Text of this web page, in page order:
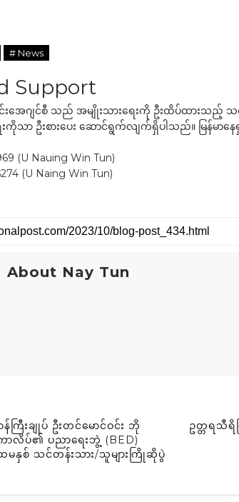
# News
Support
းအေဂျင်စီ သည် အမျိုးသားရေးကို ဦးထိပ်ထားသည့် သ
းကိုသာ ဦးစားပေး ဆောင်ရွက်လျက်ရှိပါသည်။ မြန်မ
(U Nauing Win Tun)
(U Naing Win Tun)
About Nay Tun
ကြီးချုပ် ဦးတင်မောင်ဝင်း ဘို
ာလိပ်၏ ပညာရေးဘွဲ့ (BED)
မနှစ် သင်တန်းသား/သူများကြိုဆိုပွဲ
ဥတ္တရသီရိ